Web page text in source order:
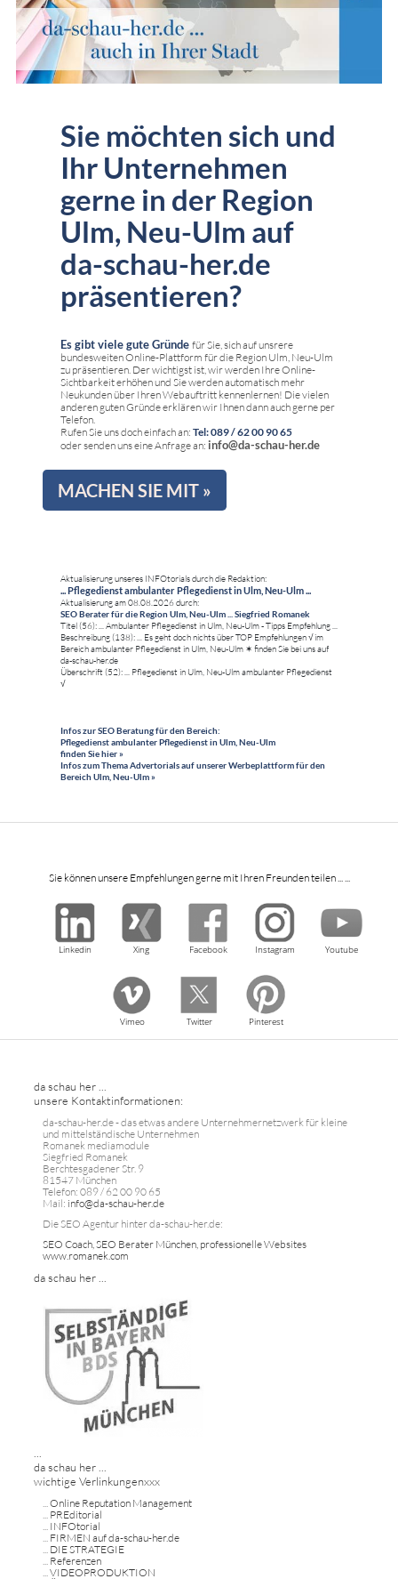
Sie möchten sich und
Ihr Unternehmen
gerne in der Region
Ulm, Neu-Ulm auf
da-schau-her.de
präsentieren?
Es gibt viele gute Gründe für Sie, sich auf unsrere
bundesweiten Online-Plattform für die Region Ulm, Neu-Ulm
zu präsentieren. Der wichtigst ist, wir werden Ihre Online-
Sichtbarkeit erhöhen und Sie werden automatisch mehr
Neukunden über Ihren Webauftritt kennenlernen! Die vielen
anderen guten Gründe erklären wir Ihnen dann auch gerne per
Telefon.
Rufen Sie uns doch einfach an: Tel: 089 / 62 00 90 65
oder senden uns eine Anfrage an: info@da-schau-her.de
MACHEN SIE MIT »
Aktualisierung unseres INFOtorials durch die Redaktion:
... Pflegedienst ambulanter Pflegedienst in Ulm, Neu-Ulm ...
Aktualisierung am 08.08.2026 durch:
SEO Berater für die Region Ulm, Neu-Ulm ... Siegfried Romanek
Titel (56): ... Ambulanter Pflegedienst in Ulm, Neu-Ulm - Tipps Empfehlung ...
Beschreibung (138): ... Es geht doch nichts über TOP Empfehlungen √ im
Bereich ambulanter Pflegedienst in Ulm, Neu-Ulm ✶ finden Sie bei uns auf
da-schau-her.de
Überschrift (52): ... Pflegedienst in Ulm, Neu-Ulm ambulanter Pflegedienst
√
Infos zur SEO Beratung für den Bereich:
Pflegedienst ambulanter Pflegedienst in Ulm, Neu-Ulm
finden Sie hier »
Infos zum Thema Advertorials auf unserer Werbeplattform für den
Bereich Ulm, Neu-Ulm »
Sie können unsere Empfehlungen gerne mit Ihren Freunden teilen ... ...
Linkedin Xing Facebook Instagram Youtube
Vimeo Twitter Pinterest
da schau her ...
unsere Kontaktinformationen:
da-schau-her.de - das etwas andere Unternehmernetzwerk für kleine
und mittelständische Unternehmen
Romanek mediamodule
Siegfried Romanek
Berchtesgadener Str. 9
81547 München
Telefon: 089 / 62 00 90 65
Mail: info@da-schau-her.de
Die SEO Agentur hinter da-schau-her.de:
SEO Coach, SEO Berater München, professionelle Websites
www.romanek.com
da schau her ...
da schau her ...
wichtige Verlinkungenxxx
Online Reputation Management
PREditorial
INFOtorial
FIRMEN auf da-schau-her.de
DIE STRATEGIE
Referenzen
VIDEOPRODUKTION